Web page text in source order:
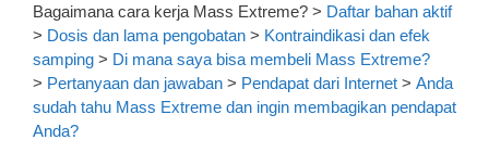
Bagaimana cara kerja Mass Extreme? > Daftar bahan aktif
> Dosis dan lama pengobatan > Kontraindikasi dan efek
samping > Di mana saya bisa membeli Mass Extreme?
> Pertanyaan dan jawaban > Pendapat dari Internet > Anda
sudah tahu Mass Extreme dan ingin membagikan pendapat
Anda?